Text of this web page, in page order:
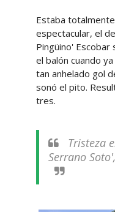
Estaba
espectacular, el
Pingüino' Escobar
el balón cuando
tan anhelado gol
sonó el pito.
tres.
Tristeza
Serrano